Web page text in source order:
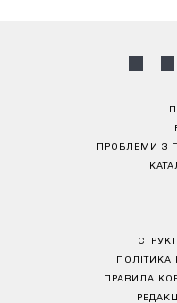
ПРОБЛЕМИ З
ПОЛІТИКА
ПРАВИЛА